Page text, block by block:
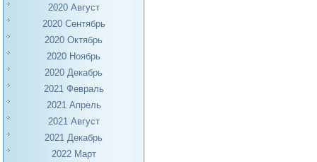
2020 Август
2020 Сентябрь
2020 Октябрь
2020 Ноябрь
2020 Декабрь
2021 Февраль
2021 Апрель
2021 Август
2021 Декабрь
2022 Март